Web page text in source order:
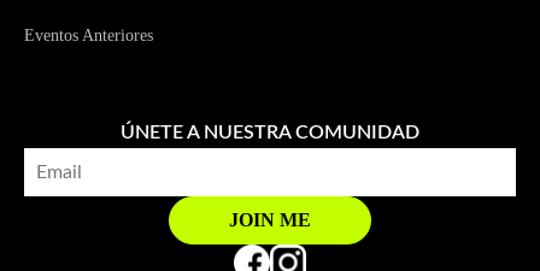
Eventos Anteriores
ÚNETE A NUESTRA COMUNIDAD